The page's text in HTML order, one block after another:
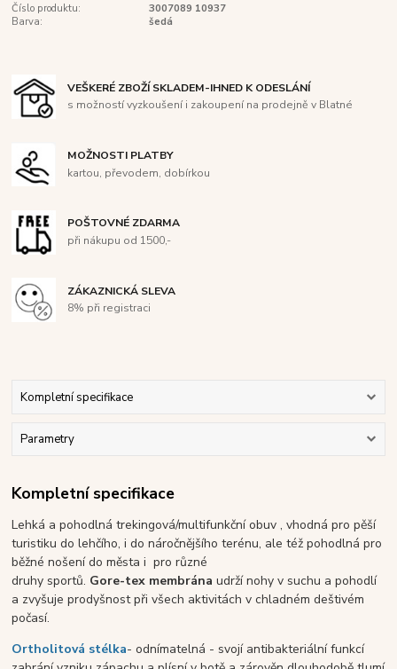
Číslo produktu:
3007089 10937
Barva:
šedá
VEŠKERÉ ZBOŽÍ SKLADEM-IHNED K ODESLÁNÍ
s možností vyzkoušení i zakoupení na prodejně v Blatné
MOŽNOSTI PLATBY
kartou, převodem, dobírkou
POŠTOVNÉ ZDARMA
při nákupu od 1500,-
ZÁKAZNICKÁ SLEVA
8% při registraci
Kompletní specifikace
Parametry
Kompletní specifikace
Lehká a pohodlná trekingová/multifunkční obuv, vhodná pro pěší
turistiku do lehčího,i do náročnějšího terénu, ale též pohodlná pro
běžné nošení do města ipro různé
druhy sportů. Gore-tex membrána udrží nohy v suchu a pohodlí
a zvyšuje prodyšnost při všech aktivitách v chladném deštivém
počasí.
Ortholitová stélka- odnímatelná - svojí antibakteriální funkcí